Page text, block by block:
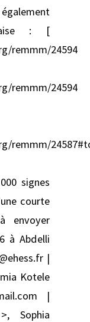
: [
remmm/24594
remmm/24594
remmm/
signes
courte
envoyer
à Abdelli
|
Kotele
|
Sophia